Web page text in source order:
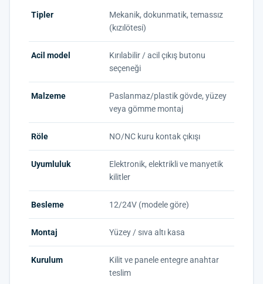
Tipler
Mekanik, dokunmatik, temassız
(kızılötesi)
Acil model
Kırılabilir / acil çıkış butonu
seçeneği
Malzeme
Paslanmaz/plastik gövde, yüzey
veya gömme montaj
Röle NO/NC kuru kontak çıkışı
Uyumluluk
Elektronik, elektrikli ve manyetik
kilitler
Besleme 12/24V (modele göre)
Montaj Yüzey / sıva altı kasa
Kurulum
Kilit ve panele entegre anahtar
teslim